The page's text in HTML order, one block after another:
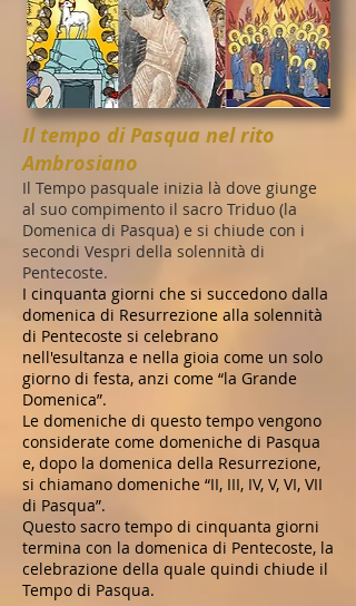
Il tempo di Pasqua nel rito
Ambrosiano
Il Tempo pasquale inizia là dove giunge
al suo compimento il sacro Triduo (la
Domenica di Pasqua) e si chiude con i
secondi Vespri della solennità di
Pentecoste.
I cinquanta giorni che si succedono dalla
domenica di Resurrezione alla solennità
di Pentecoste si celebrano
nell'esultanza e nella gioia come un solo
giorno di festa, anzi come “la Grande
Domenica”.
Le domeniche di questo tempo vengono
considerate come domeniche di Pasqua
e, dopo la domenica della Resurrezione,
si chiamano domeniche “II, III, IV, V, VI, VII
di Pasqua”.
Questo sacro tempo di cinquanta giorni
termina con la domenica di Pentecoste, la
celebrazione della quale quindi chiude il
Tempo di Pasqua.